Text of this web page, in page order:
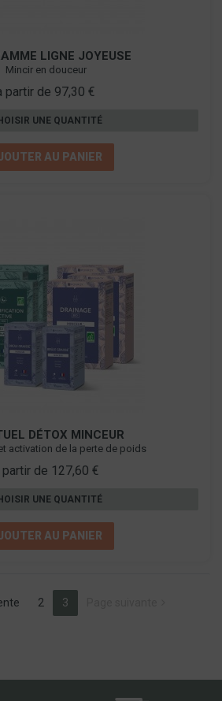
LIGNE JOYEUSE
Mincir en douceur
partir de 97,30 €
UNE QUANTITÉ
AU PANIER
DÉTOX MINCEUR
activation de la perte de poids
partir de 127,60 €
UNE QUANTITÉ
AU PANIER
2 3